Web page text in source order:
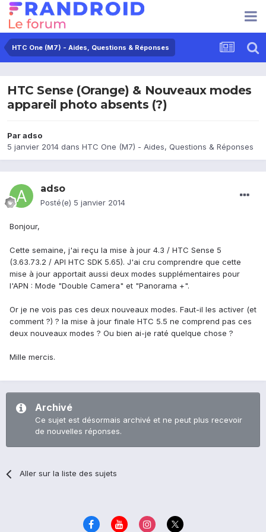
HTC One (M7) - Aides, Questions & Réponses
HTC Sense (Orange) & Nouveaux modes
appareil photo absents (?)
Paradso
5 janvier 2014 dans HTC One (M7) - Aides, Questions & Réponses
adso
Posté(e) 5 janvier 2014
Bonjour,
Cette semaine, j'ai reçu la mise à jour 4.3 / HTC Sense 5
(3.63.73.2 / API HTC SDK 5.65). J'ai cru comprendre que cette
mise à jour apportait aussi deux modes supplémentaires pour
l'APN : Mode "Double Camera" et "Panorama +".
Or je ne vois pas ces deux nouveaux modes. Faut-il les activer (et
comment ?) ? la mise à jour finale HTC 5.5 ne comprend pas ces
deux nouveaux modes ? Ou bien ai-je raté quelque chose ?
Mille mercis.
Archivé
Ce sujet est désormais archivé et ne peut plus recevoir
de nouvelles réponses.
Aller sur la liste des sujets